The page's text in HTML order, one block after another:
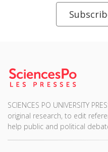
SCIENCES PO UNIVERSITY
original research, to edit
help public and political